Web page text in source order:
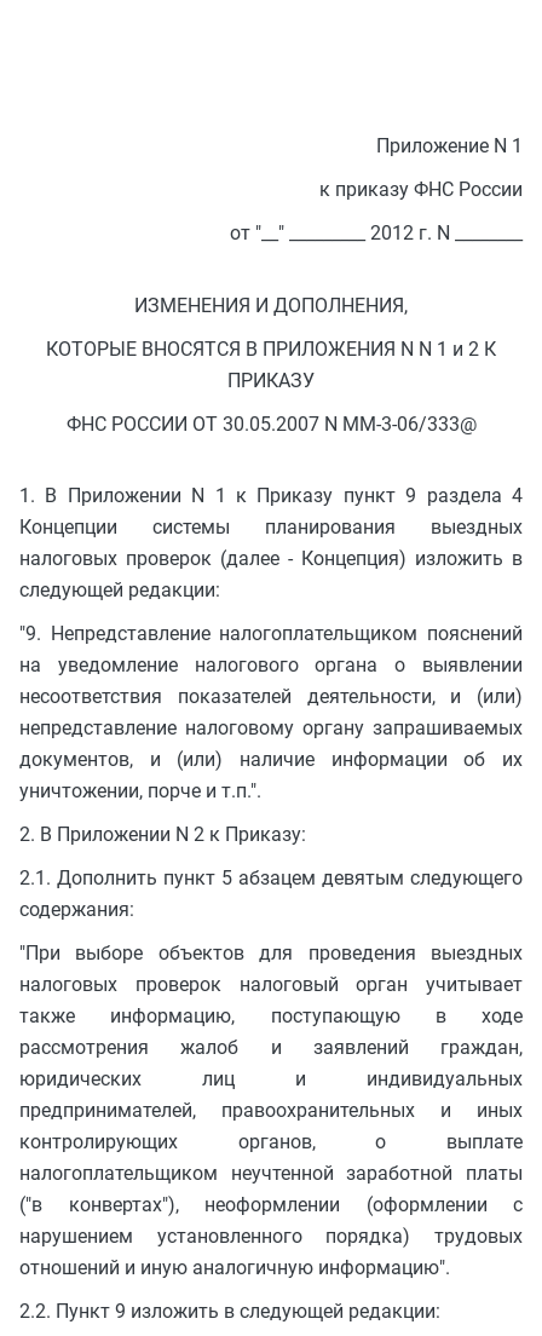
Приложение N 1
к приказу ФНС России
от "__" _________ 2012 г. N ________
ИЗМЕНЕНИЯ И ДОПОЛНЕНИЯ,
КОТОРЫЕ ВНОСЯТСЯ В ПРИЛОЖЕНИЯ N N 1 и 2 К
ПРИКАЗУ
ФНС РОССИИ ОТ 30.05.2007 N ММ-3-06/333@
1. В Приложении N 1 к Приказу пункт 9 раздела 4
Концепции системы планирования выездных
налоговых проверок (далее - Концепция) изложить в
следующей редакции:
"9. Непредставление налогоплательщиком пояснений
на уведомление налогового органа о выявлении
несоответствия показателей деятельности, и (или)
непредставление налоговому органу запрашиваемых
документов, и (или) наличие информации об их
уничтожении, порче и т.п.".
2. В Приложении N 2 к Приказу:
2.1. Дополнить пункт 5 абзацем девятым следующего
содержания:
"При выборе объектов для проведения выездных
налоговых проверок налоговый орган учитывает
также информацию, поступающую в ходе
рассмотрения жалоб и заявлений граждан,
юридических лиц и индивидуальных
предпринимателей, правоохранительных и иных
контролирующих органов, о выплате
налогоплательщиком неучтенной заработной платы
("в конвертах"), неоформлении (оформлении с
нарушением установленного порядка) трудовых
отношений и иную аналогичную информацию".
2.2. Пункт 9 изложить в следующей редакции: